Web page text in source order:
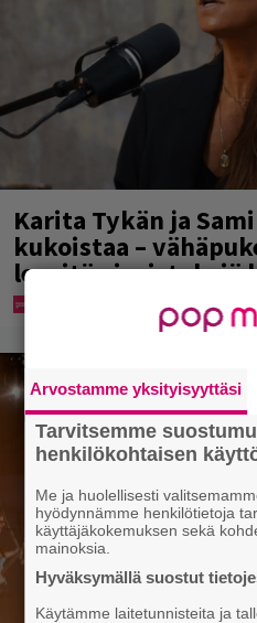
Karita Tykän ja
kukoistaa –
leveitä virnistyksiä
Arvostamme yksityisyyttäsi
Tarvitsemme
henkilökohtaisen
Me ja huolellisesti
hyödynnämme henkilötietoja
käyttäjäkokemuksen sekä
mainoksia.
Hyväksymällä suostut
Käytämme laitetunnisteita ja